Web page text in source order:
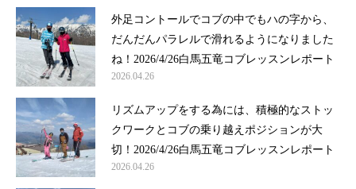
外足コントールでコブの中でもハの字から、
だんだんパラレルで滑れるようになりました
ね！2026/4/26白馬五竜コブレッスンレポート
2026.04.26
リズムアップをする為には、積極的なストッ
クワークとコブの乗り越えポジションが大
切！2026/4/26白馬五竜コブレッスンレポート
2026.04.26